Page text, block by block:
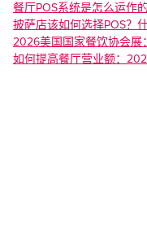
餐厅POS系统是怎么运作
披萨店该如何选择POS？
‍2026美国国家餐饮协会展
如何提高餐厅营业额：